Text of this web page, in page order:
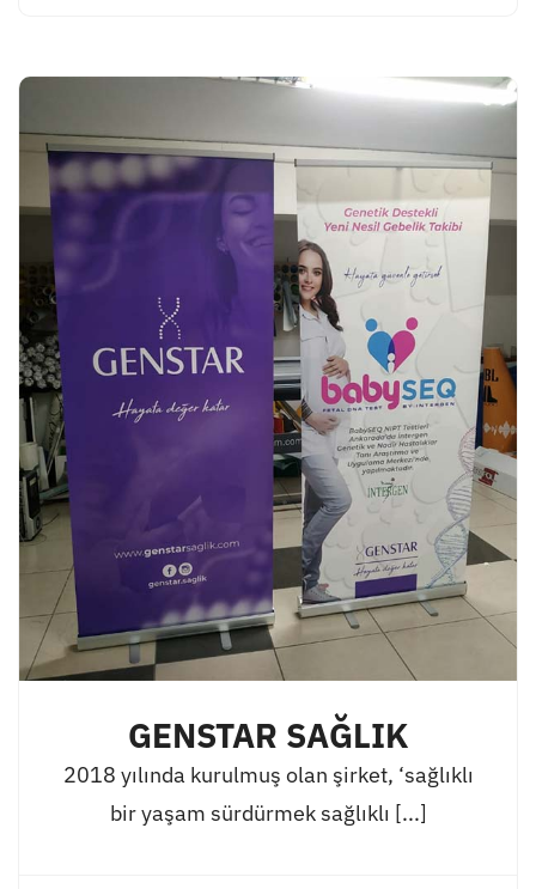
GENSTAR SAĞLIK
2018 yılında kurulmuş olan şirket, ‘sağlıklı
bir yaşam sürdürmek sağlıklı [...]